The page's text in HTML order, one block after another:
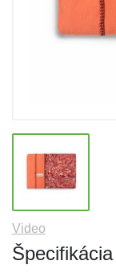
Video
Špecifikácia